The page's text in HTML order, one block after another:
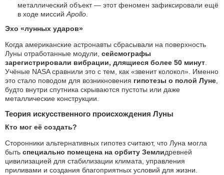
металлический объект — этот феномен зафиксировали ещё
в ходе миссийApollo.
Эхо «лунных ударов»
Когда американские астронавты сбрасывали на поверхность
Луны отработанные модули, сейсмографы
зарегистрировали вибрации, длящиеся более 50 минут.
Учёные NASA сравнили это с тем, как «звенит колокол». Именно
это стало поводом для возникновения гипотезы о полой Луне,
будто внутри спутника скрываются пустоты или даже
металлические конструкции.
Теория искусственного происхождения Луны
Кто мог её создать?
Сторонники альтернативных гипотез считают, что Луна могла
быть специально помещена на орбиту Землидревней
цивилизацией для стабилизации климата, управления
приливами и создания благоприятных условий для жизни.